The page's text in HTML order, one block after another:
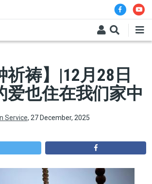
祈祷】|12月28日
爱也住在我们家中
Service, 27 December, 2025